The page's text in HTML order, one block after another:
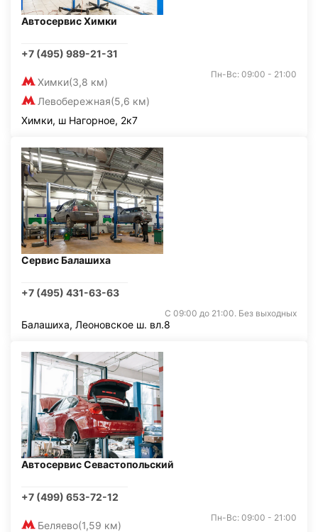
Автосервис Химки
+7 (495) 989-21-31
Химки(3,8 км)
Левобережная(5,6 км)
Пн-Вс: 09:00 - 21:00
Химки, ш Нагорное, 2к7
Сервис Балашиха
+7 (495) 431-63-63
С 09:00 до 21:00. Без выходных
Балашиха, Леоновское ш. вл.8
Автосервис Севастопольский
+7 (499) 653-72-12
Беляево(1,59 км)
Пн-Вс: 09:00 - 21:00